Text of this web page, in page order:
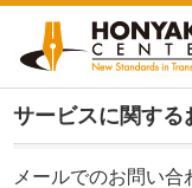
サービスに関する
メールでのお問い